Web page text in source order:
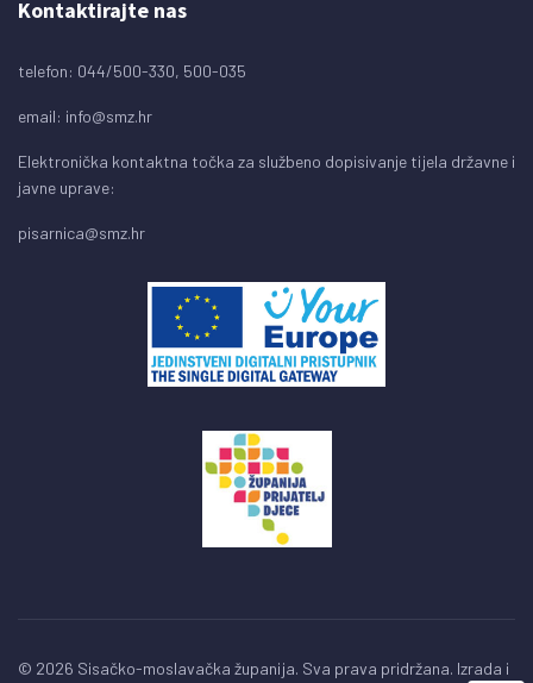
Kontaktirajte nas
telefon: 044/500-330, 500-035
email: info@smz.hr
Elektronička kontaktna točka za službeno dopisivanje tijela državne i
javne uprave:
pisarnica@smz.hr
© 2026 Sisačko-moslavačka županija. Sva prava pridržana. Izrada i